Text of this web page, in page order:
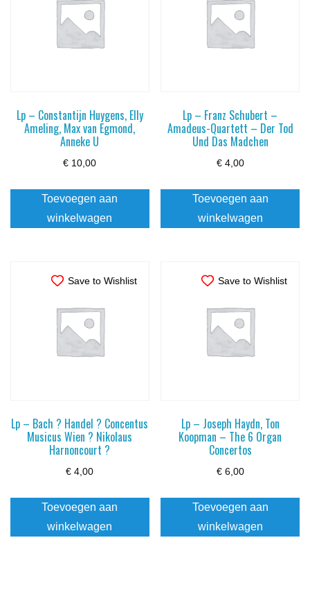
Lp – Constantijn Huygens, Elly
Ameling, Max van Egmond,
Anneke U
€ 10,00
Toevoegen aan
winkelwagen
Lp – Franz Schubert –
Amadeus-Quartett – Der Tod
Und Das Madchen
€4,00
Toevoegen aan
winkelwagen
Save to Wishlist
Lp – Bach ? Handel ? Concentus
Musicus Wien ? Nikolaus
Harnoncourt ?
€ 4,00
Toevoegen aan
winkelwagen
Save to Wishlist
Lp – Joseph Haydn, Ton
Koopman – The 6 Organ
Concertos
€6,00
Toevoegen aan
winkelwagen